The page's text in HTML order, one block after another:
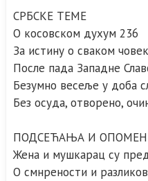
СРБСКЕ ТЕМЕ
О косовском духум 236
За истину о сваком
После пада Западне
Безумно весеље у доба
Без осуда, отворено,
ПОДСЕЋАЊА И
Жена и мушкарац су
О смнрености и